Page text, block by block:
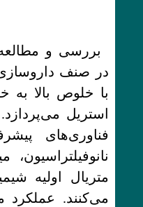
بررسی و
در صنف
با خلوص بالا به
استریل
نانوفیلتراسیون،
متریال اولیه
می‌کنند. عملکرد